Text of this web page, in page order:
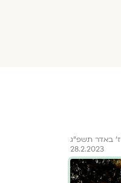
ז׳ באדר תשפ״ג
28.2.2023